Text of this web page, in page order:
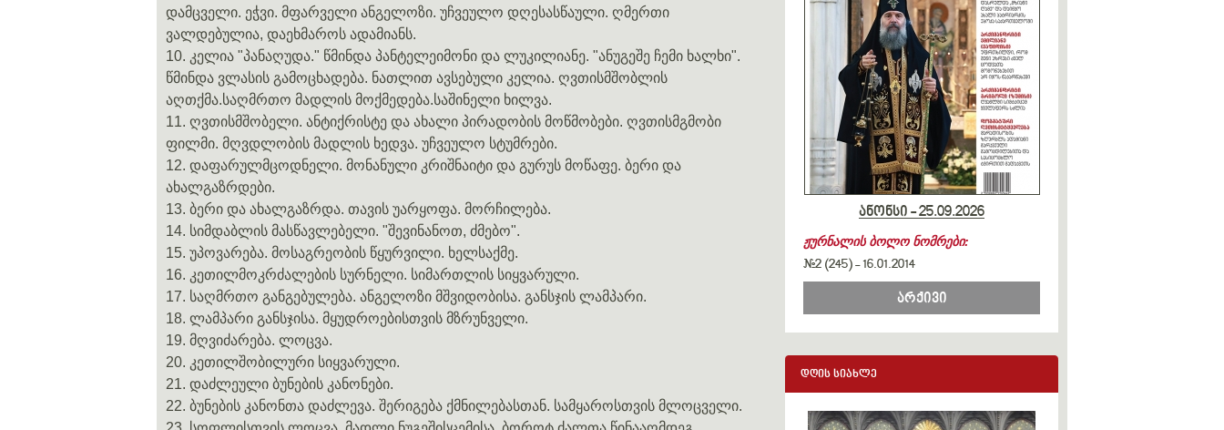
დამცველი. ეჭვი. მფარველი ანგელოზი. უჩვეულო დღესასწაული. ღმერთი
ვალდებულია, დაეხმაროს ადამიანს.
10. კელია "პანაღუდა." წმინდა პანტელეიმონი და ლუკილიანე. "ანუგეშე ჩემი ხალხი".
წმინდა ვლასის გამოცხადება. ნათლით ავსებული კელია. ღვთისმშობლის
აღთქმა.საღმრთო მადლის მოქმედება.საშინელი ხილვა.
11. ღვთისმშობელი. ანტიქრისტე და ახალი პირადობის მოწმობები. ღვთისმგმობი
ფილმი. მღვდლობის მადლის ხედვა. უჩვეულო სტუმრები.
12. დაფარულმცოდნელი. მონანული კრიშნაიტი და გურუს მოწაფე. ბერი და
ახალგაზრდები.
13. ბერი და ახალგაზრდა. თავის უარყოფა. მორჩილება.
14. სიმდაბლის მასწავლებელი. "შევინანოთ, ძმებო".
15. უპოვარება. მოსაგრეობის წყურვილი. ხელსაქმე.
16. კეთილმოკრძალების სურნელი. სიმართლის სიყვარული.
17. საღმრთო განგებულება. ანგელოზი მშვიდობისა. განსჯის ლამპარი.
18. ლამპარი განსჯისა. მყუდროებისთვის მზრუნველი.
19. მღვიძარება. ლოცვა.
20. კეთილშობილური სიყვარული.
21. დაძლეული ბუნების კანონები.
22. ბუნების კანონთა დაძლევა. შერიგება ქმნილებასთან. სამყაროსთვის მლოცველი.
ანონსი - 25.09.2026
ჟურნალის ბოლო ნომრები:
#2 (245)-16.01.2014
არქივი
დღის სიახლე